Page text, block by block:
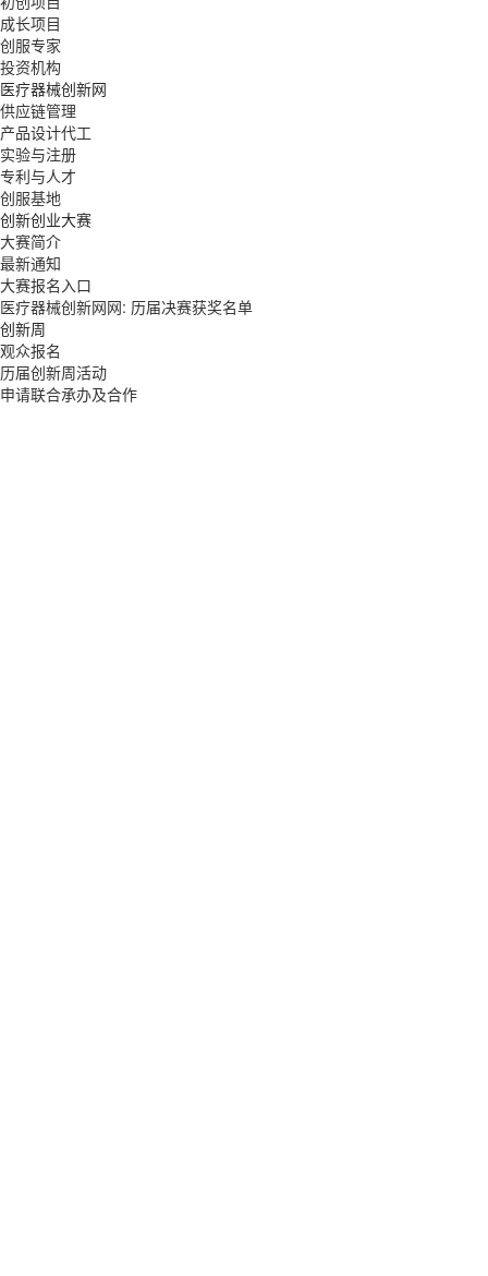
成长项目
创服专家
投资机构
医疗器械创新网
供应链管理
产品设计代工
实验与注册
专利与人才
创服基地
创新创业大赛
大赛简介
最新通知
大赛报名入口
医疗器械创新网网: 历届决赛获奖名单
创新周
观众报名
历届创新周活动
申请联合承办及合作